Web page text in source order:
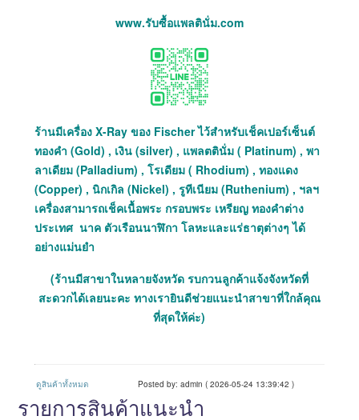
www.รับซื้อแพลตินั่ม.com
ร้านมีเครื่อง X-Ray ของ Fischer ไว้สำหรับเช็คเปอร์เซ็นต์
ทองคำ (Gold) , เงิน (silver) , แพลตตินั่ม ( Platinum) , พา
ลาเดียม (Palladium) , โรเดียม ( Rhodium) , ทองแดง
(Copper) , นิกเกิล (Nickel) , รูทีเนียม (Ruthenium) , ฯลฯ
เครื่องสามารถเช็คเนื้อพระ กรอบพระ เหรียญ ทองคำต่าง
ประเทศ นาค ตัวเรือนนาฬิกา โลหะและแร่ธาตุต่างๆ ได้
อย่างแม่นยำ
(ร้านมีสาขาในหลายจังหวัด รบกวนลูกค้าแจ้งจังหวัดที่
สะดวกได้เลยนะคะ ทางเรายินดีช่วยแนะนำสาขาที่ใกล้คุณ
ที่สุดให้ค่ะ)
ดูสินค้าทั้งหมด Posted by: admin ( 2026-05-24 13:39:42 )
รายการสินค้าแนะนำ